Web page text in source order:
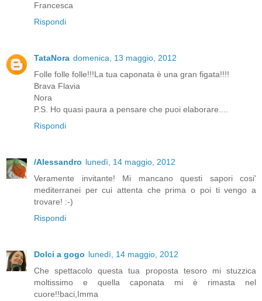
Francesca
Rispondi
TataNora domenica, 13 maggio, 2012
Folle folle folle!!!La tua caponata è una gran figata!!!!
Brava Flavia
Nora
P.S. Ho quasi paura a pensare che puoi elaborare....
Rispondi
/Alessandro lunedì, 14 maggio, 2012
Veramente invitante! Mi mancano questi sapori cosi'
mediterranei per cui attenta che prima o poi ti vengo a
trovare! :-)
Rispondi
Dolci a gogo lunedì, 14 maggio, 2012
Che spettacolo questa tua proposta tesoro mi stuzzica
moltissimo e quella caponata mi è rimasta nel
cuore!!baci,Imma